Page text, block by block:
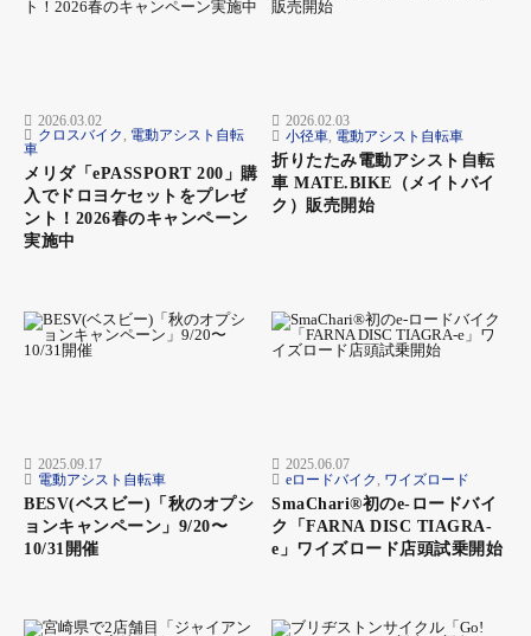
2026.03.02
クロスバイク , 電動アシスト自転
車
メリダ「ePASSPORT 200」購
入でドロヨケセットをプレゼ
ント！2026春のキャンペーン
実施中
2026.02.03
小径車, 電動アシスト自転車
折りたたみ電動アシスト自転
車 MATE.BIKE（メイトバイ
ク）販売開始
2025.09.17
電動アシスト自転車
BESV(ベスビー)「秋のオプシ
ョンキャンペーン」9/20〜
10/31開催
2025.06.07
eロードバイク
ワイズロード
SmaChari®︎初のe-ロードバイ
ク「FARNA DISC TIAGRA-
e」ワイズロード店頭試乗開始